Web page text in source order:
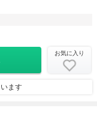
お気に入り
ます